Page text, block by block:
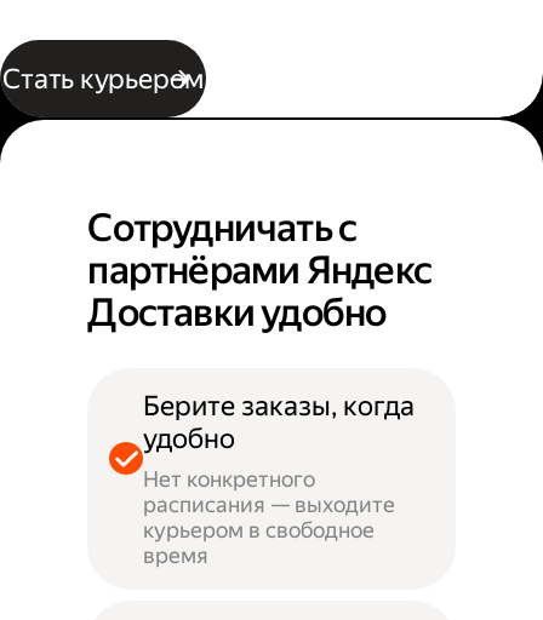
Стать курьером
Сотрудничать с
партнёрами Яндекс
Доставки удобно
Берите заказы, когда
удобно
Нет конкретного
расписания — выходите
курьером в свободное
время